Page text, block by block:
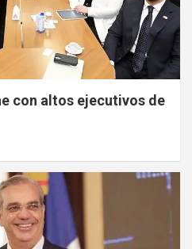
con altos ejecutivos de